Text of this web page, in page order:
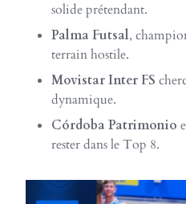
solide prétendant.
Palma Futsal,
terrain hostile.
Movistar Inter FS
dynamique.
Córdoba Patrimonio
rester dans le Top 8.